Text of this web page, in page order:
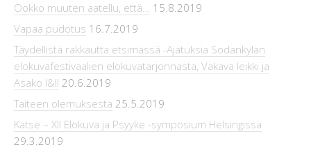
Ookko muuten aatellu, että… 15.8.2019
Vapaa pudotus 16.7.2019
Täydellistä rakkautta etsimässä -Ajatuksia Sodankylän
elokuvafestivaalien elokuvatarjonnasta, Vakava leikki ja
Asako I&II 20.6.2019
Taiteen olemuksesta 25.5.2019
Katse – XII Elokuva ja Psyyke -symposium Helsingissä
29.3.2019